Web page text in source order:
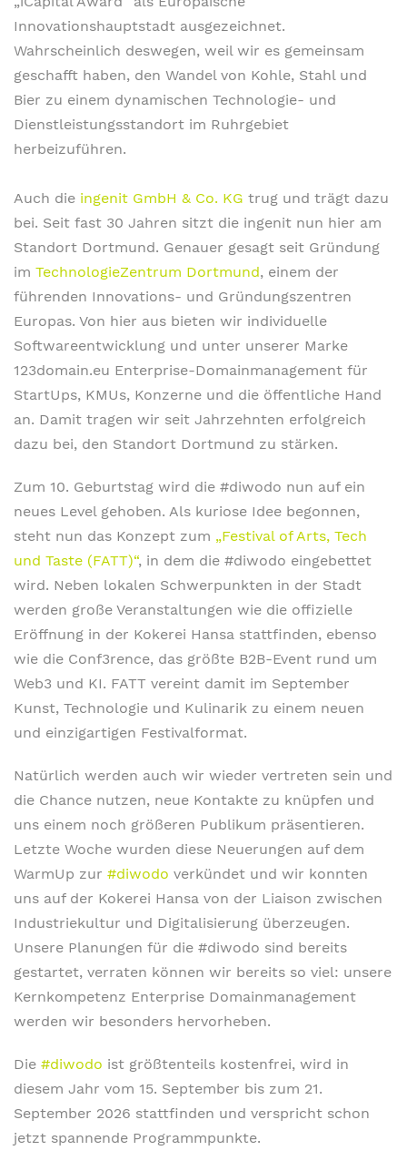
Innovationshauptstadt ausgezeichnet.
Wahrscheinlich deswegen, weil wir es gemeinsam
geschafft haben, den Wandel von Kohle, Stahl und
Bier zu einem dynamischen Technologie- und
Dienstleistungsstandort im Ruhrgebiet
herbeizuführen.
Auch die ingenit GmbH & Co. KG trug und trägt dazu
bei. Seit fast 30 Jahren sitzt die ingenit nun hier am
Standort Dortmund. Genauer gesagt seit Gründung
im TechnologieZentrum Dortmund, einem der
führenden Innovations- und Gründungszentren
Europas. Von hier aus bieten wir individuelle
Softwareentwicklung und unter unserer Marke
123domain.eu Enterprise-Domainmanagement für
StartUps, KMUs, Konzerne und die öffentliche Hand
an. Damit tragen wir seit Jahrzehnten erfolgreich
dazu bei, den Standort Dortmund zu stärken.
Zum 10. Geburtstag wird die #diwodo nun auf ein
neues Level gehoben. Als kuriose Idee begonnen,
steht nun das Konzept zum „Festival of Arts, Tech
und Taste (FATT)“, in dem die #diwodo eingebettet
wird. Neben lokalen Schwerpunkten in der Stadt
werden große Veranstaltungen wie die offizielle
Eröffnung in der Kokerei Hansa stattfinden, ebenso
wie die Conf3rence, das größte B2B-Event rund um
Web3 und KI. FATT vereint damit im September
Kunst, Technologie und Kulinarik zu einem neuen
und einzigartigen Festivalformat.
Natürlich werden auch wir wieder vertreten sein und
die Chance nutzen, neue Kontakte zu knüpfen und
uns einem noch größeren Publikum präsentieren.
Letzte Woche wurden diese Neuerungen auf dem
WarmUp zur #diwodo verkündet und wir konnten
uns auf der Kokerei Hansa von der Liaison zwischen
Industriekultur und Digitalisierung überzeugen.
Unsere Planungen für die #diwodo sind bereits
gestartet, verraten können wir bereits so viel: unsere
Kernkompetenz Enterprise Domainmanagement
werden wir besonders hervorheben.
Die #diwodo ist größtenteils kostenfrei, wird in
diesem Jahr vom 15. September bis zum 21.
September 2026 stattfinden und verspricht schon
jetzt spannende Programmpunkte.